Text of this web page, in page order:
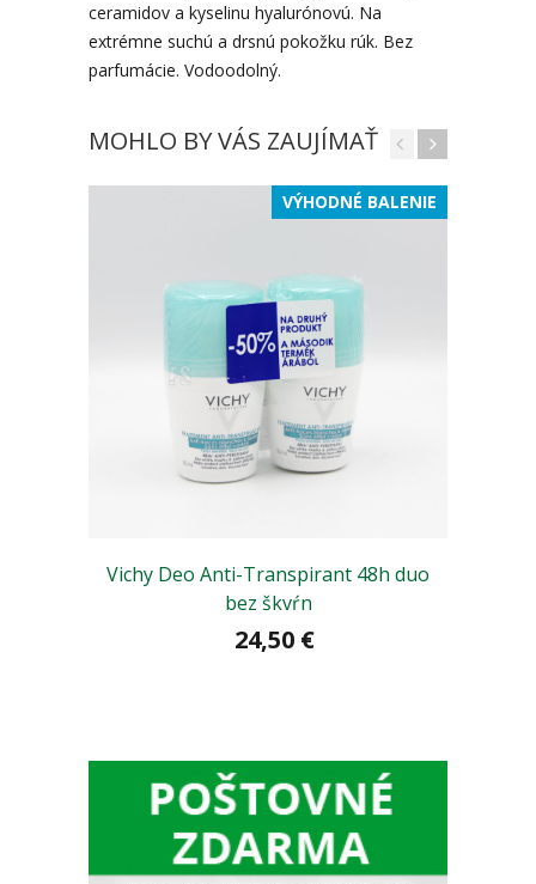
ceramidov a kyselinu hyalurónovú. Na
extrémne suchú a drsnú pokožku rúk. Bez
parfumácie. Vodoodolný.
MOHLO BY VÁS ZAUJÍMAŤ
VÝHODNÉ BALENIE
Vichy Deo Anti-Transpirant 48h duo
bez škvŕn
24,50 €